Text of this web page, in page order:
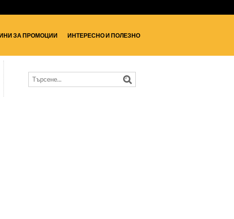
ЗА ПРОМОЦИИ ИНТЕРЕСНО И ПОЛЕЗНО